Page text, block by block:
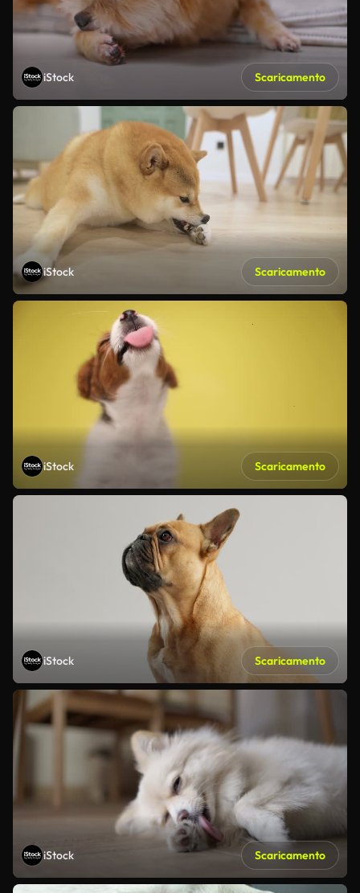
iStock Scaricamento
iStock Scaricamento
iStock Scaricamento
iStock Scaricamento
iStock Scaricamento